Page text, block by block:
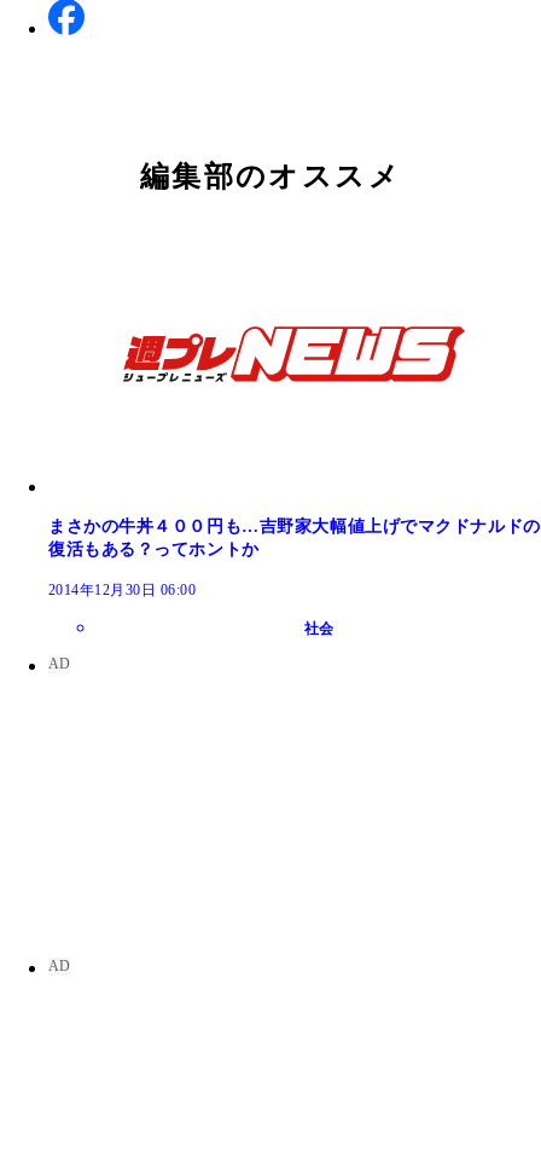
編集部のオススメ
まさかの牛丼４００円も…吉野家大幅値上げでマクドナルドの
復活もある？ってホントか
2014年12月30日 06:00
社会